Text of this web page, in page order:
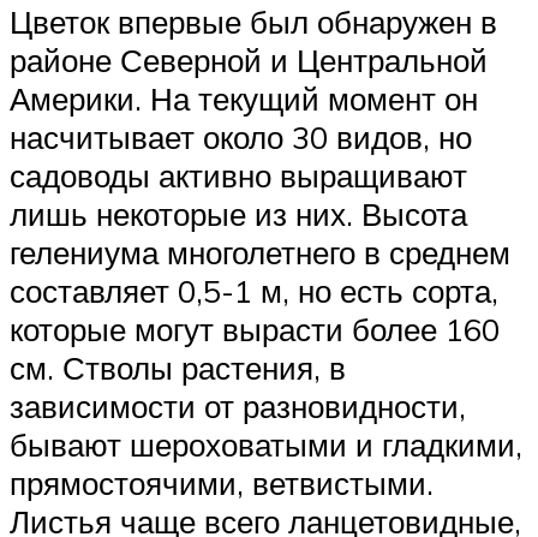
Цветок впервые был обнаружен в
районе Северной и Центральной
Америки. На текущий момент он
насчитывает около 30 видов, но
садоводы активно выращивают
лишь некоторые из них. Высота
гелениума многолетнего в среднем
составляет 0,5-1 м, но есть сорта,
которые могут вырасти более 160
см. Стволы растения, в
зависимости от разновидности,
бывают шероховатыми и гладкими,
прямостоячими, ветвистыми.
Листья чаще всего ланцетовидные,